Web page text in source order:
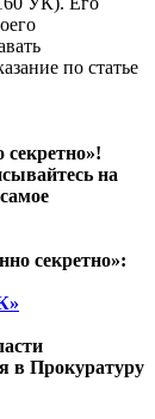
по статье
на
секретно»:
в Прокуратуру